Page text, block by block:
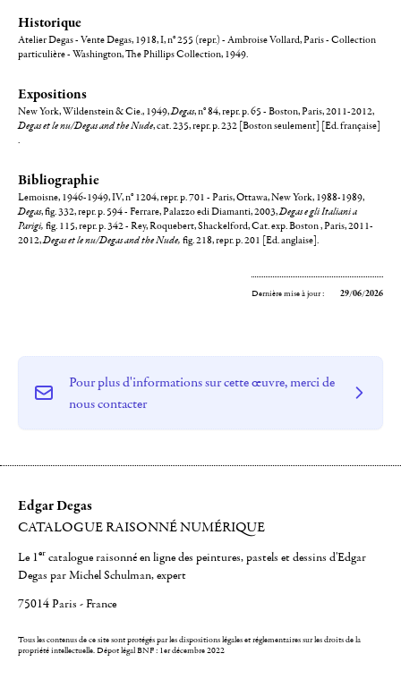
Historique
Atelier Degas - Vente Degas, 1918, I, n° 255 (repr.) - Ambroise Vollard, Paris - Collection
particulière - Washington, The Phillips Collection, 1949.
Expositions
New York, Wildenstein & Cie., 1949,Degas, n° 84, repr. p. 65 - Boston, Paris, 2011-2012,
Degas et le nu/Degas and the Nude, cat. 235, repr. p. 232 [Boston seulement] [Ed. française]
.
Bibliographie
Lemoisne, 1946-1949, IV, n° 1204, repr. p. 701 - Paris, Ottawa, New York, 1988-1989,
Degas, fig. 332, repr. p. 594 - Ferrare, Palazzo edi Diamanti, 2003,Degas e gli Italiani a
Parigi, fig. 115, repr. p. 342 - Rey, Roquebert, Shackelford, Cat. exp. Boston , Paris, 2011-
2012,Degas et le nu/Degas and the Nude, fig. 218, repr. p. 201 [Ed. anglaise].
Dernière mise à jour : 29/06/2026
Pour plus d'informations sur cette œuvre, merci de
nous contacter
Edgar Degas
CATALOGUE RAISONNÉ NUMÉRIQUE
Le 1er catalogue raisonné en ligne des peintures, pastels et dessins d'Edgar
Degas par Michel Schulman, expert
75014 Paris - France
Tous les contenus de ce site sont protégés par les dispositions légales et réglementaires sur les droits de la
propriété intellectuelle.Dépot légal BNF : 1er décembre 2022